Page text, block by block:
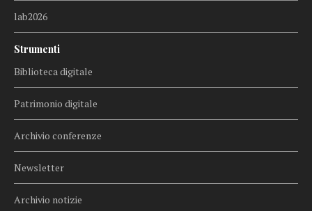
lab2026
Strumenti
Biblioteca digitale
Patrimonio digitale
Archivio conferenze
Newsletter
Archivio notizie